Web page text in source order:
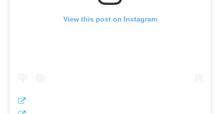
View this post on Instagram